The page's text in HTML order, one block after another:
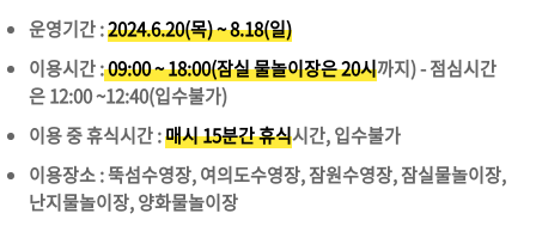
운영기간 :2024.6.20(목) ~ 8.18(일)
이용시간 :09:00 ~ 18:00(잠실 물놀이장은 20시까지) - 점심시간
은 12:00 ~12:40(입수불가)
이용 중 휴식시간 :매시 15분간 휴식시간, 입수불가
이용장소 : 뚝섬수영장, 여의도수영장, 잠원수영장, 잠실물놀이장,
난지물놀이장, 양화물놀이장